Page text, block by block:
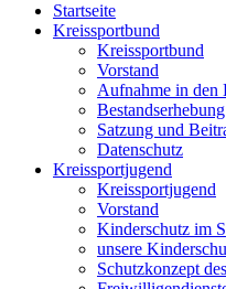
Startseite
Kreissportbund
Kreissportbund
Vorstand
Aufnahme in den
Bestandserhebung
Satzung und
Datenschutz
Kreissportjugend
Kreissportjugend
Vorstand
Kinderschutz im
unsere
Schutzkonzept